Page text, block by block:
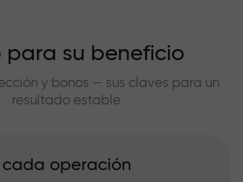
para su beneficio
y bonos — sus claves para un
resultado estable
cada operación